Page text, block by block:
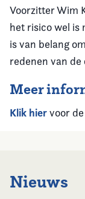
Voorzitter Wim
het risico wel is
is van belang
redenen van de
Meer
Klik hiervoor
Nieuws